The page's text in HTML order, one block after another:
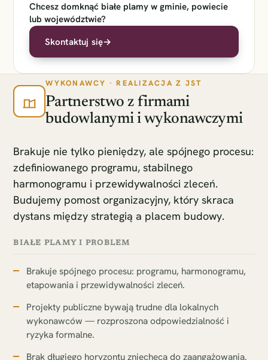
Chcesz domknąć białe plamy w gminie, powiecie
lub województwie?
Skontaktuj się→
WYKONAWCY · REALIZACJA Z JST
Partnerstwo z firmami
budowlanymi i wykonawczymi
Brakuje nie tylko pieniędzy, ale spójnego procesu:
zdefiniowanego programu, stabilnego
harmonogramu i przewidywalności zleceń.
Budujemy pomost organizacyjny, który skraca
dystans między strategią a placem budowy.
BIAŁE PLAMY I PROBLEM
Brakuje spójnego procesu: programu, harmonogramu,
etapowania i przewidywalności zleceń.
Projekty publiczne bywają trudne dla lokalnych
wykonawców — rozproszona odpowiedzialność i
ryzyka formalne.
Brak długiego horyzontu zniechęca do zaangażowania.